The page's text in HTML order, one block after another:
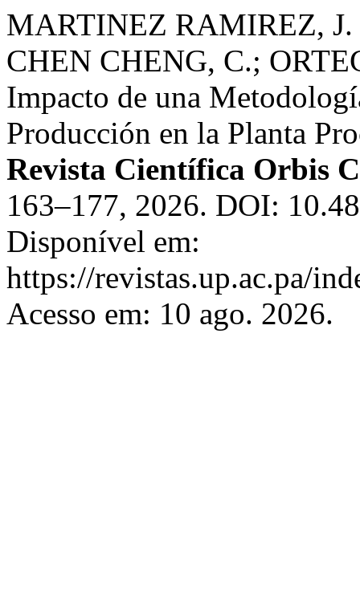
MARTINEZ RAMIREZ,
CHEN CHENG, C.;
Impacto de una
Producción en la Planta
Revista Científica Orbis
163–177, 2026. DOI:
Disponível em:
https://revistas.up.ac.pa/
Acesso em: 10 ago. 2026.